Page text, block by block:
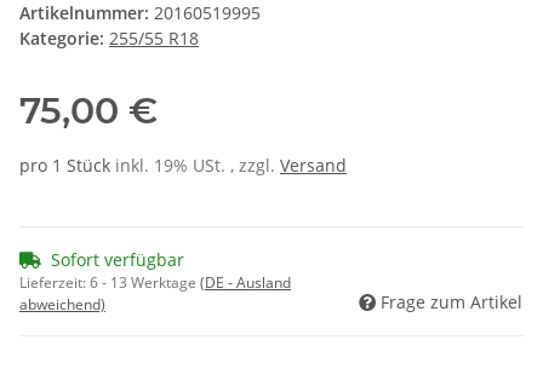
Artikelnummer: 20160519995
Kategorie: 255/55 R18
75,00 €
pro 1 Stück inkl. 19% USt. , zzgl. Versand
Sofort verfügbar
Lieferzeit:6 - 13 Werktage (DE - Ausland
abweichend)
Frage zum Artikel